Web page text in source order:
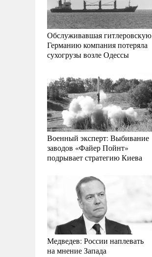
Обслуживавшая гитлеровскую
Германию компания потеряла
сухогрузы возле Одессы
Военный эксперт: Выбивание
заводов «Файер Пойнт»
подрывает стратегию Киева
Медведев: России наплевать
на мнение Запада